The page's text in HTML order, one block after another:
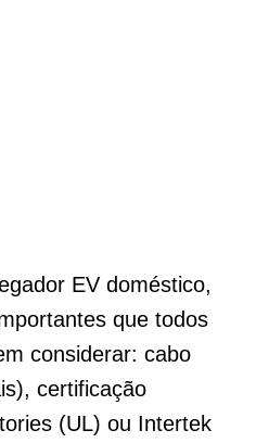
EV doméstico,
que todos
considerar: cabo
certificação
(UL) ou Intertek